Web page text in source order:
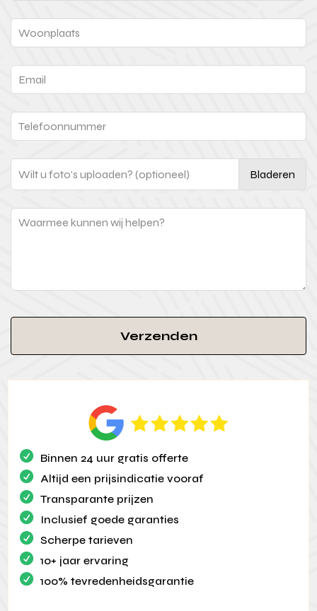
Wilt u foto's uploaden? (optioneel) Bladeren
Verzenden
Binnen 24 uur gratis offerte
Altijd een prijsindicatie vooraf
Transparante prijzen
Inclusief goede garanties
Scherpe tarieven
10+ jaar ervaring
100% tevredenheidsgarantie